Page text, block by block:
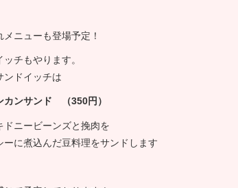
メニューも登場予定！
チもやります。
ンドイッチは
カンサンド （350円）
ドニービーンズと挽肉を
ーに煮込んだ豆料理をサンドします